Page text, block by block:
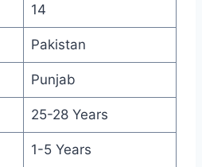
14
Pakistan
Punjab
25-28 Years
1-5 Years